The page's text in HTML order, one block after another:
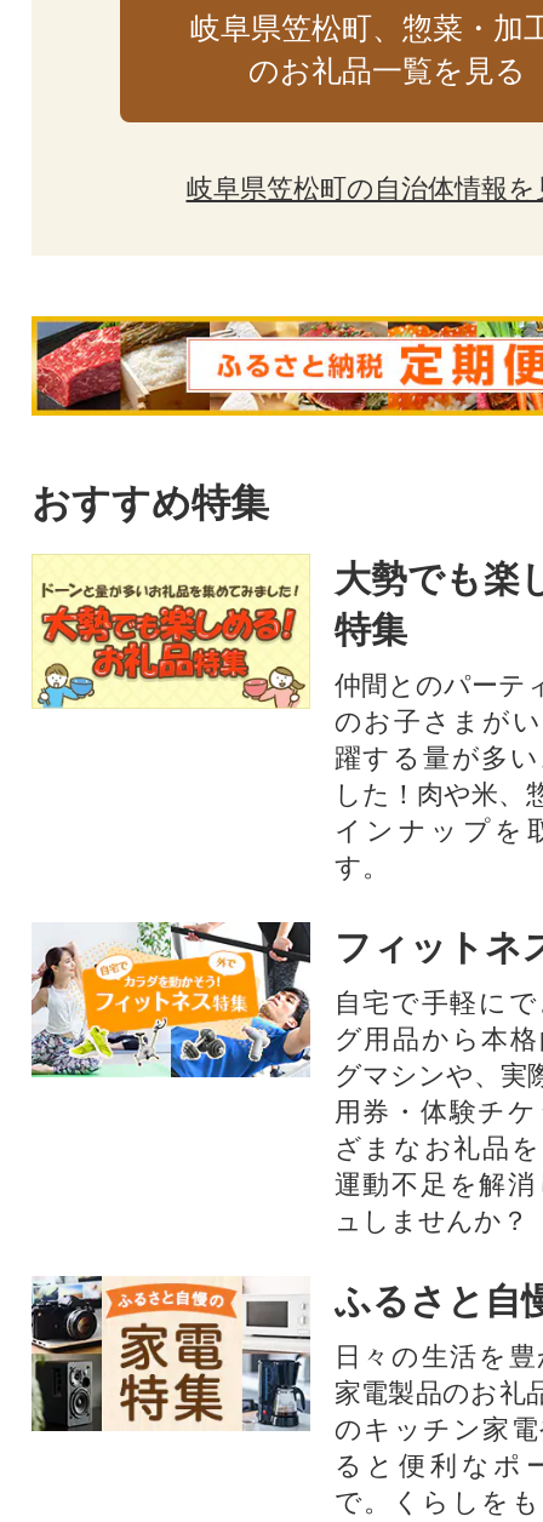
岐阜県笠松町、惣菜・加
のお礼品一覧を見る
岐阜県笠松町の自治体情報を
おすすめ特集
大勢でも楽
特集
仲間とのパーテ
のお子さまが
躍する量が多
した！肉や米、
インナップを
す。
フィットネ
自宅で手軽に
グ用品から本
グマシンや、実
用券・体験チ
ざまなお礼品
運動不足を解
ュしませんか？
ふるさと自
日々の生活を
家電製品のお礼
のキッチン家
ると便利なポ
で。くらしを